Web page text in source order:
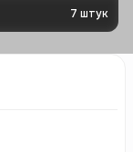
7 штук